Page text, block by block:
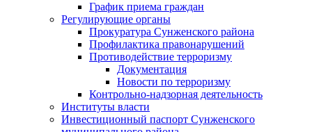
График приема граждан
Регулирующие органы
Прокуратура Сунженского района
Профилактика правонарушений
Противодействие терроризму
Документация
Новости по терроризму
Контрольно-надзорная деятельность
Институты власти
Инвестиционный паспорт Сунженского